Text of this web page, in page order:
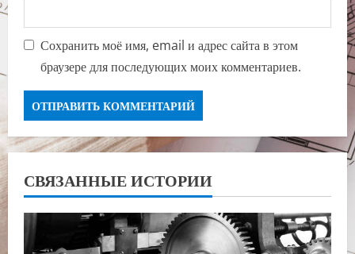
Сохранить моё имя, email и адрес сайта в этом
браузере для последующих моих комментариев.
СВЯЗАННЫЕ ИСТОРИИ